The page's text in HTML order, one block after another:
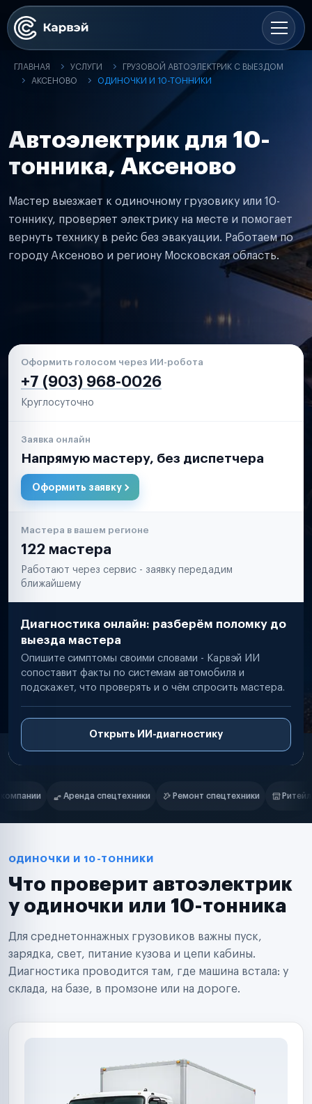
ГЛАВНАЯ УСЛУГИ
ГРУЗОВОЙ АВТОЭЛЕКТРИК С ВЫЕЗДОМ
АКСЕНОВО
ОДИНОЧКИ И 10-ТОННИКИ
Автоэлектрик для 10-
тонника, Аксеново
Мастер выезжает к одиночному грузовику или 10-
тоннику, проверяет электрику на месте и помогает
вернуть технику в рейс без эвакуации. Работаем по
городу Аксеново и региону Московская область.
Оформить голосом через ИИ-робота
+7 (903) 968-0026
Круглосуточно
Заявка онлайн
Напрямую мастеру, без диспетчера
Оформить заявку
Мастера в вашем регионе
122 мастера
Работают через сервис - заявку передадим
ближайшему
Диагностика онлайн: разберём поломку до
выезда мастера
Опишите симптомы своими словами - Карвэй ИИ
сопоставит факты по системам автомобиля и
подскажет, что проверять и о чём спросить мастера.
Открыть ИИ-диагностику
Нам доверяют
Ремонт спецтехники Ритейл-сети Управляющие
Маркетплейсы
Таксопарки
Автодилеры
Поставщики запчастей
Аренда спецтехники
Ремонт спецтехники
Ритейл-сети
Управляющие компании
Страховые компании
ОДИНОЧКИ И 10-ТОННИКИ
Что проверит автоэлектрик
у одиночки или 10-тонника
Для среднетоннажных грузовиков важны пуск,
зарядка, свет, питание кузова и цепи кабины.
Диагностика проводится там, где машина встала: у
склада, на базе, в промзоне или на дороге.